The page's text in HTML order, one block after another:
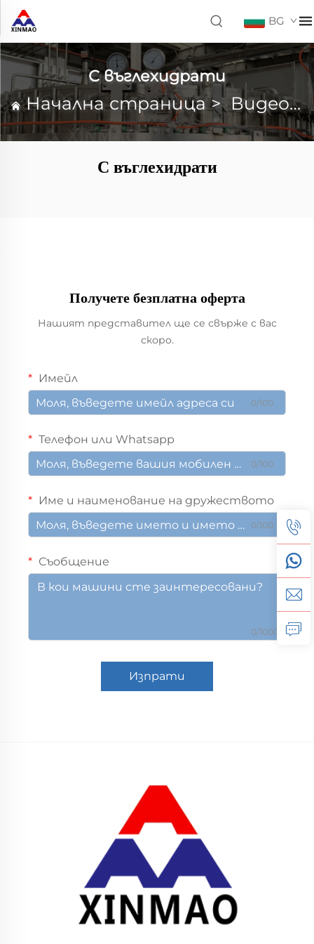
BG
С въглехидрати
Начална страница>Видео>
С въглехидрати
Получете безплатна оферта
Нашият представител ще се свърже с вас
скоро.
Имейл
0/100
Телефон или Whatsapp
0/100
Име и наименование на дружеството
0/100
Съобщение
0/1000
Изпрати